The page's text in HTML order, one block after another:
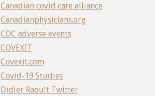
Canadian covid care alliance
Canadianphysicians.org
CDC adverse events
COVEXIT
Covexit.com
Covid-19 Studies
Didier Raoult Twitter